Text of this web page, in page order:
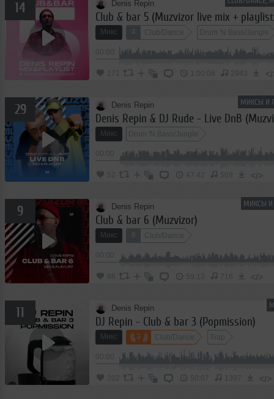
14 Denis Repin
Club & bar 5 (Muzvizor live mix +
Микс Club/Dance Drum 'N Bass/Jungle
171 2943
МИКСЫ И
29 Denis Repin
Denis Repin & DJ Rude - Live DnB
Микс Drum 'N Bass/Jungle
52 47:42 569 </>
МИКСЫ И
9 Denis Repin
Club & bar 6 (Muzvizor)
Микс 6 Club/Dance
59:13 716 </>
11 Denis Repin
DJ Repin - Club & bar 3 (Popmission)
Микс 3 Club/Dance Trap
202 50:07 1397 </>